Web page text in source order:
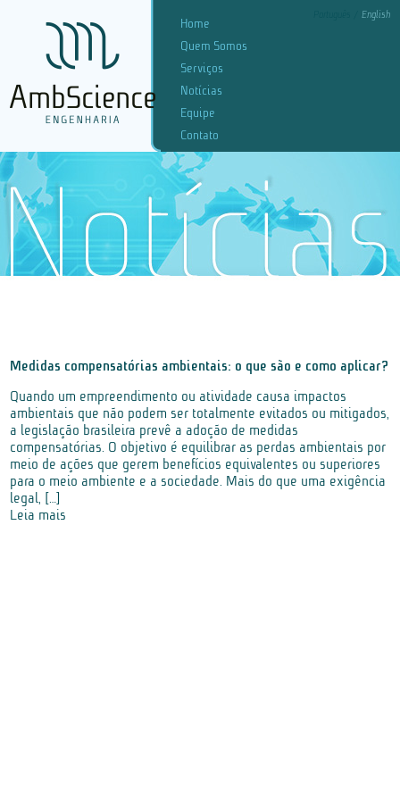
English
Home
Quem Somos
Serviços
Notícias
Equipe
Contato
Medidas compensatórias ambientais: o que são e como aplicar?
Quando um empreendimento ou atividade causa impactos
ambientais que não podem ser totalmente evitados ou mitigados,
a legislação brasileira prevê a adoção de medidas
compensatórias. O objetivo é equilibrar as perdas ambientais por
meio de ações que gerem benefícios equivalentes ou superiores
para o meio ambiente e a sociedade. Mais do que uma exigência
legal, […]
Leia mais